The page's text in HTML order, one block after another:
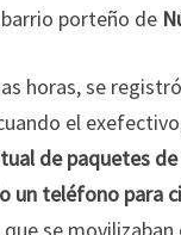
porteño de
horas, se
el
de paquetes
un teléfono para